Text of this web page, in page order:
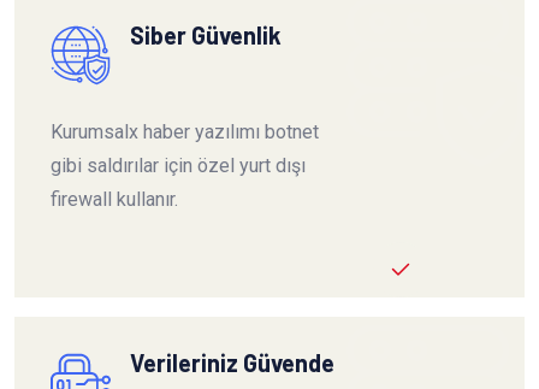
Siber Güvenlik
Kurumsalx haber yazılımı botnet
gibi saldırılar için özel yurt dışı
firewall kullanır.
Verileriniz Güvende